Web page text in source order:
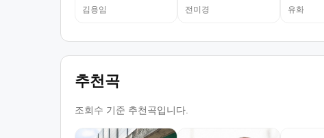
김용임 전미경 유화
추천곡
조회수 기준 추천곡입니다.